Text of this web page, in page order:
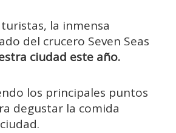
la inmensa
del crucero Seven Seas
ciudad este año.
los principales puntos
degustar la comida